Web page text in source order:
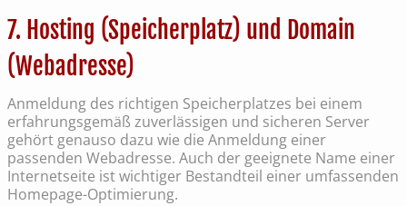
7. Hosting (Speicherplatz) und Domain
(Webadresse)
Anmeldung des richtigen Speicherplatzes bei einem
erfahrungsgemäß zuverlässigen und sicheren Server
gehört genauso dazu wie die Anmeldung einer
passenden Webadresse. Auch der geeignete Name einer
Internetseite ist wichtiger Bestandteil einer umfassenden
Homepage-Optimierung.